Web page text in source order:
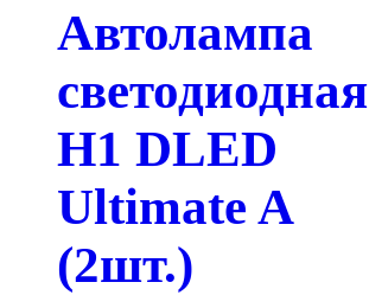
Автолампа
светодиодная
H1 DLED
Ultimate A
(2шт.)